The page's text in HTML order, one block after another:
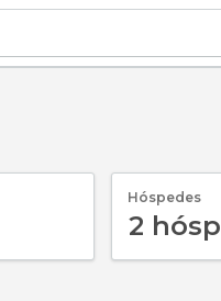
Hóspedes
2